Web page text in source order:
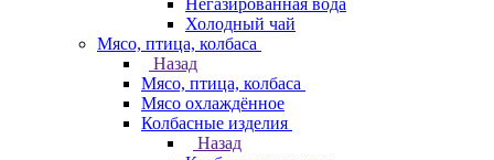
Негазированная вода
Холодный чай
Мясо, птица, колбаса
Назад
Мясо, птица, колбаса
Мясо охлаждённое
Колбасные изделия
Назад